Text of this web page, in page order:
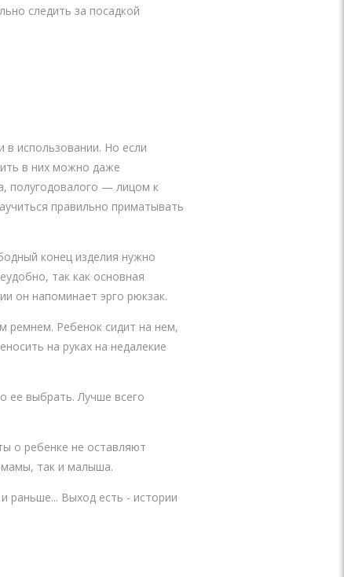
следить за посадкой
в использовании. Но если
в них можно даже
полугодовалого — лицом к
правильно приматывать
конец изделия нужно
так как основная
он напоминает эрго рюкзак.
ремнем. Ребенок сидит на нем,
на руках на недалекие
ее выбрать. Лучше всего
о ребенке не оставляют
мамы, так и малыша.
раньше... Выход есть - истории